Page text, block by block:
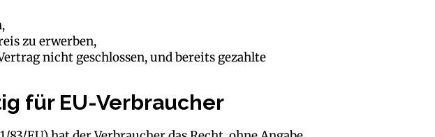
zu erwerben,
nicht geschlossen, und bereits gezahlte
für EU-Verbraucher